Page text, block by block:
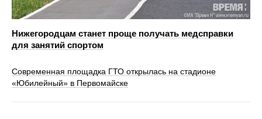
Нижегородцам станет проще получать медсправки
для занятий спортом
Современная площадка ГТО открылась на стадионе
«Юбилейный» в Первомайске